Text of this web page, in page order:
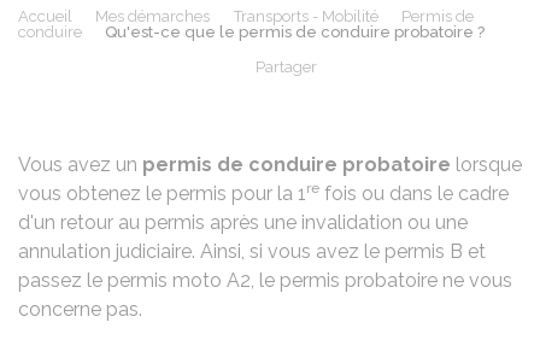
Accueil Mes démarches Transports - Mobilité
Permis de
conduire
Qu'est-ce que le permis de conduire probatoire ?
Partager
Vous avez un permis de conduire probatoire lorsque
vous obtenez le permis pour la 1re fois ou dans le cadre
d'un retour au permis après une invalidation ou une
annulation judiciaire. Ainsi, si vous avez le permis B et
passez le permis moto A2, le permis probatoire ne vous
concerne pas.